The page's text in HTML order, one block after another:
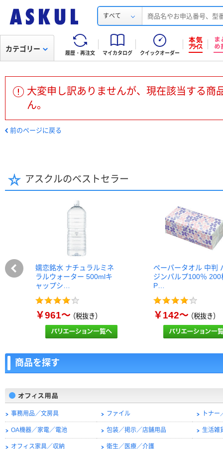
すべて
履歴・再注文 マイカタログ クイックオーダー
カテゴリー
大変申し訳ありませんが、現在該当する商
ん。
前のページに戻る
アスクルのベストセラー
嬬恋銘水 ナチュラルミネ
ラルウォーター 500mlキ
ャップシ…
￥961～（税抜き）
ペーパータオル 中判
ジンパルプ100％ 200
P…
￥142～（税抜き）
商品を探す
事務用品／文房具 ファイル トナ
OA機器／家電／電池 包装／掲示／店舗用品 生活雑
オフィス家具／収納 衛生／医療／介護